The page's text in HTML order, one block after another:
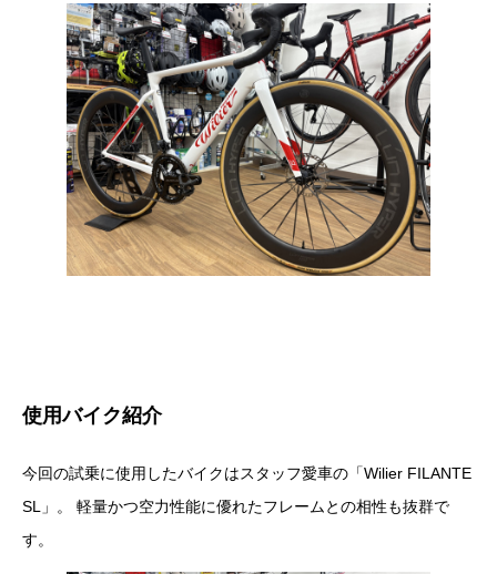
使用バイク紹介
今回の試乗に使用したバイクはスタッフ愛車の「Wilier FILANTE
SL」。 軽量かつ空力性能に優れたフレームとの相性も抜群で
す。